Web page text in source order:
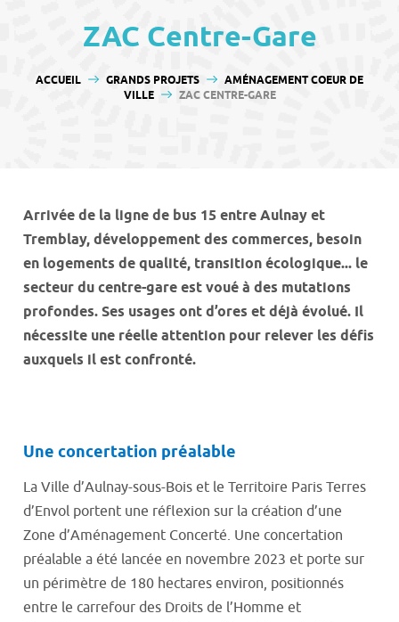
ZAC Centre-Gare
VOUS ÊTES ICI :
ACCUEIL GRANDS PROJETS
AMÉNAGEMENT COEUR DE
VILLE
ZAC CENTRE-GARE
Arrivée de la ligne de bus 15 entre Aulnay et
Tremblay, développement des commerces, besoin
en logements de qualité, transition écologique... le
secteur du centre-gare est voué à des mutations
profondes. Ses usages ont d’ores et déjà évolué. Il
nécessite une réelle attention pour relever les défis
auxquels il est confronté.
Une concertation préalable
La Ville d’Aulnay-sous-Bois et le Territoire Paris Terres
d’Envol portent une réflexion sur la création d’une
Zone d’Aménagement Concerté. Une concertation
préalable a été lancée en novembre 2023 et porte sur
un périmètre de 180 hectares environ, positionnés
entre le carrefour des Droits de l’Homme et